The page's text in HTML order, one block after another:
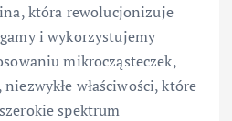
która rewolucjonizuje
i wykorzystujemy
mikrocząsteczek,
właściwości, które
spektrum